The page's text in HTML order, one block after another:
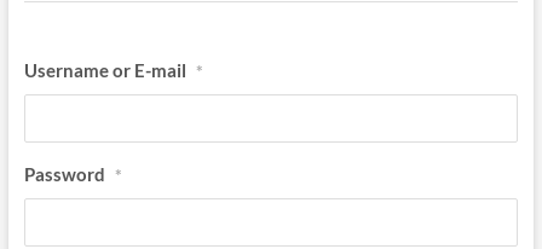
Username or E-mail *
Password *